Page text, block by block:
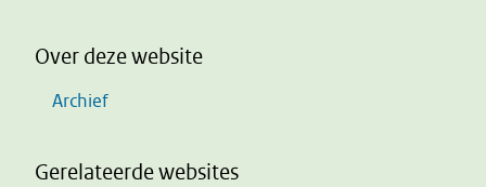
Over deze website
Archief
Gerelateerde websites